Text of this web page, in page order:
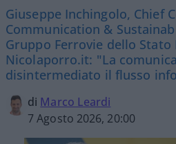
Giuseppe Inchingolo, Chief
Communication &
Gruppo Ferrovie dello Stato
Nicolaporro.it: "La
disintermediato il flusso
di Marco Leardi
7 Agosto 2026, 20:00